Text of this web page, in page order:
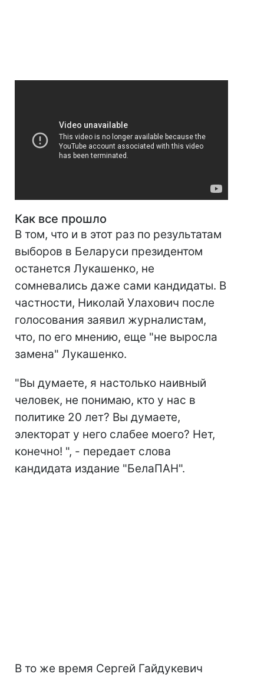
Как все прошло
В том, что и в этот раз по результатам
выборов в Беларуси президентом
останется Лукашенко, не
сомневались даже сами кандидаты. В
частности, Николай Улахович после
голосования заявил журналистам,
что, по его мнению, еще "не выросла
замена" Лукашенко.
"Вы думаете, я настолько наивный
человек, не понимаю, кто у нас в
политике 20 лет? Вы думаете,
электорат у него слабее моего? Нет,
конечно! ", - передает слова
кандидата издание "БелаПАН".
В то же время Сергей Гайдукевич